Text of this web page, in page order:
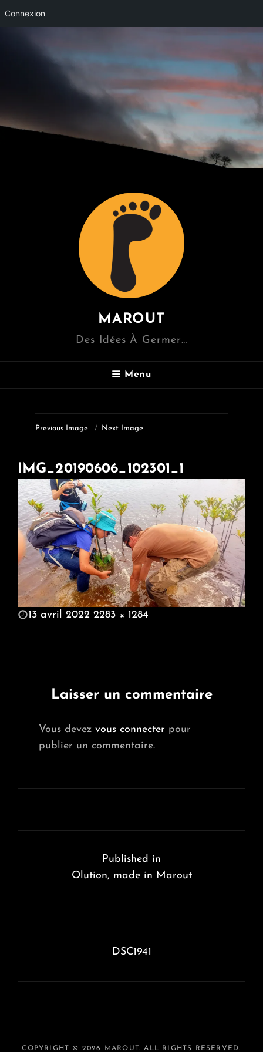
Connexion
MAROUT
Des Idées À Germer…
Menu
Previous Image Next Image
IMG_20190606_102301_1
POSTED
13 avril 2022 2283 × 1284
Laisser un commentaire
Vous devez vous connecter pour
publier un commentaire.
l’article
Published in
Olution, made in Marout
DSC1941
COPYRIGHT © 2026 MAROUT. ALL RIGHTS RESERVED.